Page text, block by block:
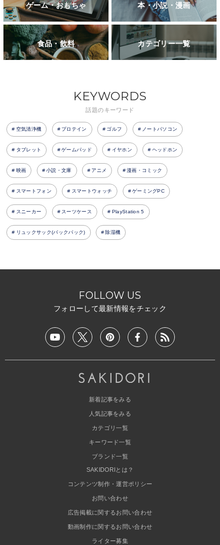
ゲーム・おもちゃ 本・小説・漫画
食品・飲料 カテゴリー一覧
KEYWORDS
話題のキーワード
空気清浄機 プロテイン ゴルフ ノートパソコン
タブレット ゲームパッド イヤホン ヘッドホン
映画 小説・文庫 アニメ 漫画・コミック
スマートフォン スマートウォッチ ゲーミングPC
スニーカー スーツケース PlayStation 5
リュックサック(バックパック) 除湿機
FOLLOW US
フォローして最新情報をチェック
新着記事をみる
人気記事をみる
カテゴリ一覧
キーワード一覧
ブランド一覧
SAKIDORIとは？
コンテンツ制作・運営ポリシー
お問い合わせ
広告掲載に関するお問い合わせ
動画制作に関するお問い合わせ
ライター募集